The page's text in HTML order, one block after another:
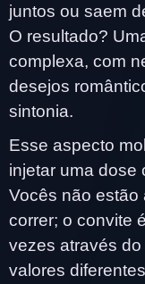
juntos ou saem
O resultado?
complexa, com
desejos
sintonia.
Esse aspecto
injetar uma dose
Vocês não estão
correr; o convite
vezes através
valores